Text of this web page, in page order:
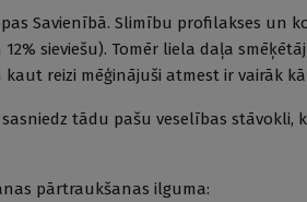
Savienībā. Slimību profilakses un
sieviešu). Tomēr liela daļa
reizi mēģinājuši atmest ir vairāk kā
tādu pašu veselības stāvokli,
pārtraukšanas ilguma: